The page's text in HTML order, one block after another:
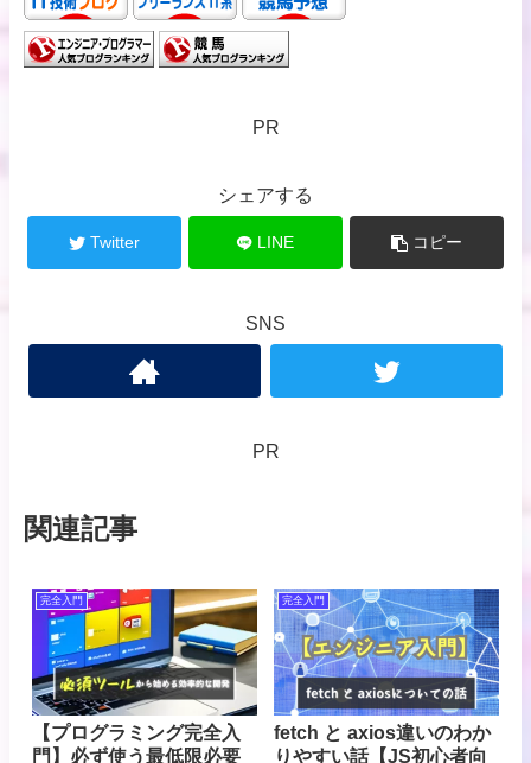
PR
シェアする
Twitter LINE コピー
SNS
PR
関連記事
完全入門
【プログラミング完全入
門】必ず使う最低限必要
完全入門
fetch と axios違いのわか
りやすい話【JS初心者向